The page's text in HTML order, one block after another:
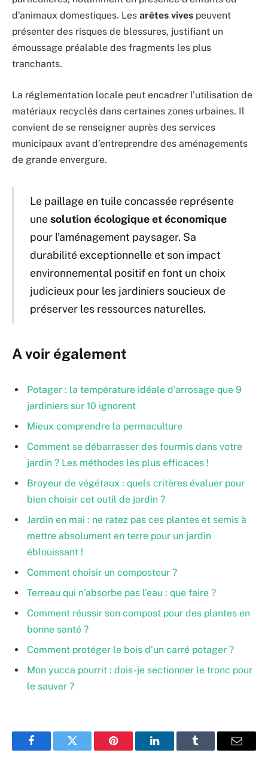
d’animaux domestiques. Les arêtes vives peuvent
présenter des risques de blessures, justifiant un
émoussage préalable des fragments les plus
tranchants.
La réglementation locale peut encadrer l’utilisation de
matériaux recyclés dans certaines zones urbaines. Il
convient de se renseigner auprès des services
municipaux avant d’entreprendre des aménagements
de grande envergure.
Le paillage en tuile concassée représente
unesolution écologique et économique
pour l’aménagement paysager. Sa
durabilité exceptionnelle et son impact
environnemental positif en font un choix
judicieux pour les jardiniers soucieux de
préserver les ressources naturelles.
A voir également
Potager : la température idéale d’arrosage que 9
jardiniers sur 10 ignorent
Mieux comprendre la permaculture
Comment se débarrasser des fourmis dans votre
jardin ? Les méthodes les plus efficaces !
Broyeur de végétaux : quels critères évaluer pour
bien choisir cet outil de jardin ?
Jardin en mai : ne ratez pas ces plantes et semis à
mettre absolument en terre pour un jardin
éblouissant !
Comment choisir un composteur ?
Terreau qui n’absorbe pas l’eau : que faire ?
Comment réussir son compost pour des plantes en
bonne santé ?
Comment protéger le bois d’un carré potager ?
Mon yucca pourrit : dois-je sectionner le tronc pour
le sauver ?
FacebookTwitter Pinterest LinkedInTumblr Email